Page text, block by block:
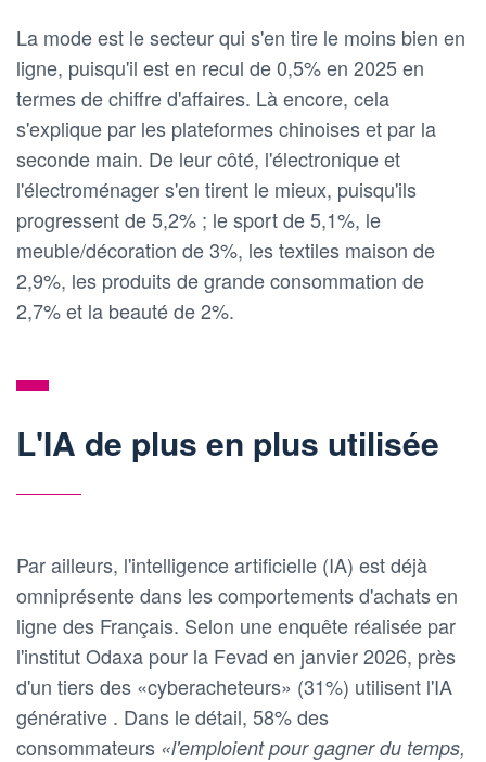
La mode est le secteur qui s'en tire le moins bien en
ligne, puisqu'il est en recul de 0,5% en 2025 en
termes de chiffre d'affaires. Là encore, cela
s'explique par les plateformes chinoises et par la
seconde main. De leur côté, l'électronique et
l'électroménager s'en tirent le mieux, puisqu'ils
progressent de 5,2% ; le sport de 5,1%, le
meuble/décoration de 3%, les textiles maison de
2,9%, les produits de grande consommation de
2,7% et la beauté de 2%.
L'IA de plus en plus utilisée
Par ailleurs, l'intelligence artificielle (IA) est déjà
omniprésente dans les comportements d'achats en
ligne des Français. Selon une enquête réalisée par
l'institut Odaxa pour la Fevad en janvier 2026, près
d'un tiers des «cyberacheteurs» (31%) utilisent l'IA
générative . Dans le détail, 58% des
consommateurs «l'emploient pour gagner du temps,